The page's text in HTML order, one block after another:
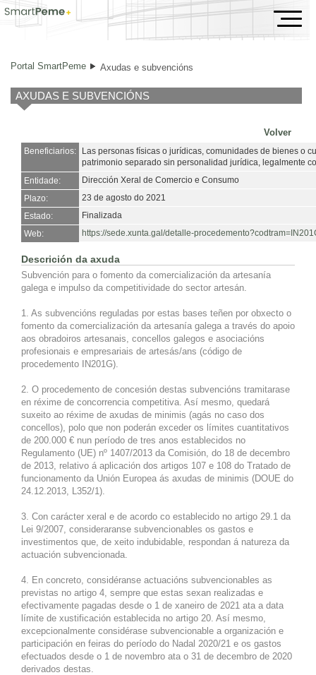
Axudas e subvencións
Portal SmartPeme Axudas e subvencións
AXUDAS E SUBVENCIÓNS
Volver
Beneficiarios:
Las personas físicas o jurídicas, comunidades de bienes o
patrimonio separado sin personalidad jurídica, legalmente
Entidade:
Dirección Xeral de Comercio e Consumo
Plazo:
23 de agosto do 2021
Estado:
Finalizada
Web:
https://sede.xunta.gal/detalle-
Descrición da axuda
Subvención para o fomento da comercialización da artesanía
galega e impulso da competitividade do sector artesán.
1. As subvencións reguladas por estas bases teñen por obxecto o
fomento da comercialización da artesanía galega a través do apoio
aos obradoiros artesanais, concellos galegos e asociacións
profesionais e empresariais de artesás/ans (código de
procedemento IN201G).
2. O procedemento de concesión destas subvencións tramitarase
en réxime de concorrencia competitiva. Así mesmo, quedará
suxeito ao réxime de axudas de minimis (agás no caso dos
concellos), polo que non poderán exceder os límites cuantitativos
de 200.000 € nun período de tres anos establecidos no
Regulamento (UE) nº 1407/2013 da Comisión, do 18 de decembro
de 2013, relativo á aplicación dos artigos 107 e 108 do Tratado de
funcionamento da Unión Europea ás axudas de minimis (DOUE do
24.12.2013, L352/1).
3. Con carácter xeral e de acordo co establecido no artigo 29.1 da
Lei 9/2007, consideraranse subvencionables os gastos e
investimentos que, de xeito indubidable, respondan á natureza da
actuación subvencionada.
4. En concreto, considéranse actuacións subvencionables as
previstas no artigo 4, sempre que estas sexan realizadas e
efectivamente pagadas desde o 1 de xaneiro de 2021 ata a data
límite de xustificación establecida no artigo 20. Así mesmo,
excepcionalmente considérase subvencionable a organización e
participación en feiras do período do Nadal 2020/21 e os gastos
efectuados desde o 1 de novembro ata o 31 de decembro de 2020
derivados destas.